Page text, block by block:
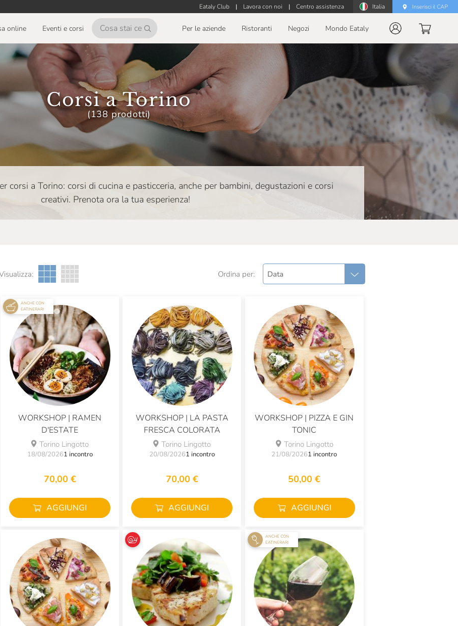
Eataly Club | Lavora con noi | Centro assistenza Italia Inserisci il CAP
online Eventi e corsi Per le aziende Ristoranti Negozi Mondo Eataly
Corsi a Torino
(138 prodotti)
corsi a Torino: corsi di cucina e pasticceria, anche per bambini, degustazioni e corsi
creativi. Prenota ora la tua esperienza!
Ordina per: Data
ANCHE CON
EATINERARI
WORKSHOP | RAMEN
D'ESTATE
Torino Lingotto
18/08/20261 incontro
70,00 €
AGGIUNGI
WORKSHOP | LA PASTA
FRESCA COLORATA
Torino Lingotto
20/08/20261 incontro
70,00 €
AGGIUNGI
WORKSHOP | PIZZA E GIN
TONIC
Torino Lingotto
21/08/20261 incontro
50,00 €
AGGIUNGI
ANCHE CON
EATINERARI